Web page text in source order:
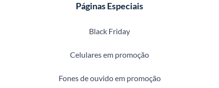
Páginas Especiais
Black Friday
Celulares em promoção
Fones de ouvido em promoção